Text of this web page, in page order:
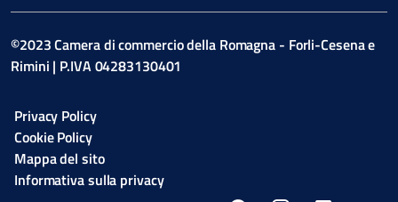
©2023 Camera di commercio della Romagna - Forli-Cesena e
Rimini | P.IVA 04283130401
Privacy Policy
Cookie Policy
Mappa del sito
Informativa sulla privacy